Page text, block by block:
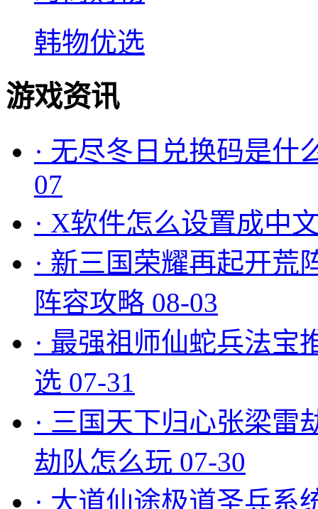
韩物优选
游戏资讯
· 无尽冬日兑换码是什
07
· X软件怎么设置成中
· 新三国荣耀再起开荒
阵容攻略 08-03
· 最强祖师仙蛇兵法宝
选 07-31
· 三国天下归心张梁雷
劫队怎么玩 07-30
· 大道仙途极道圣兵系